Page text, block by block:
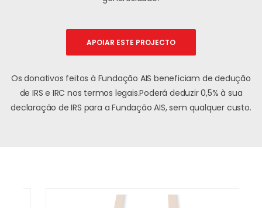
APOIAR ESTE PROJECTO
Os donativos feitos à Fundação AIS beneficiam de dedução
de IRS e IRC nos termos legais.Poderá deduzir 0,5% à sua
declaração de IRS para a Fundação AIS, sem qualquer custo.